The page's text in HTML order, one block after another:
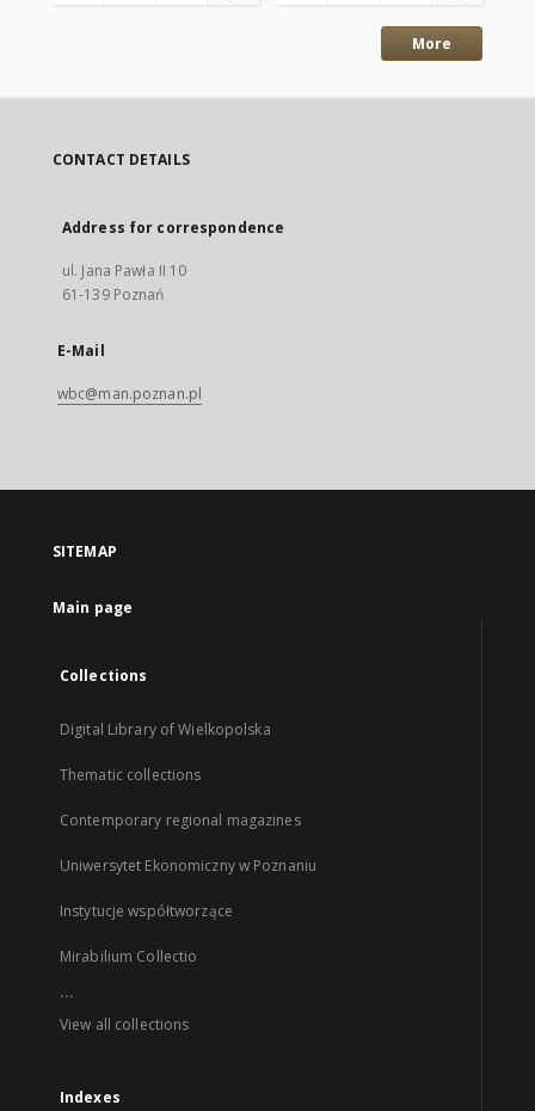
More
CONTACT DETAILS
Address for correspondence
ul. Jana Pawła II 10
61-139 Poznań
E-Mail
wbc@man.poznan.pl
SITEMAP
Main page
Collections
Digital Library of Wielkopolska
Thematic collections
Contemporary regional magazines
Uniwersytet Ekonomiczny w Poznaniu
Instytucje współtworzące
Mirabilium Collectio
...
View all collections
Indexes